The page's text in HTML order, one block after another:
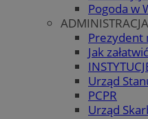
Pogoda w
ADMINISTRACJA
Prezydent
Jak
Urząd
PCPR
Urząd